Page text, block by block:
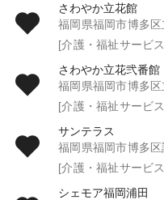
さわやか立花館
福岡県福岡市博多
[介護・福祉サービ
さわやか立花弐番館
福岡県福岡市博多
[介護・福祉サービ
サンテラス
福岡県福岡市博多
[介護・福祉サービ
シェモア福岡浦田